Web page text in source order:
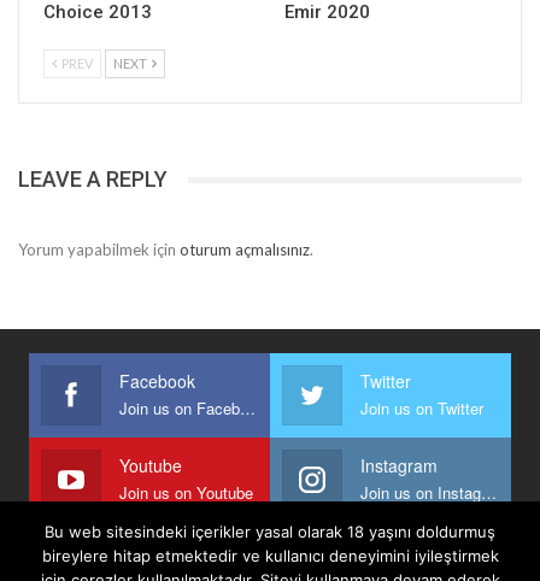
Choice 2013
Emir 2020
PREV NEXT
LEAVE A REPLY
Yorum yapabilmek için oturum açmalısınız.
Facebook
Join us on Facebook
Twitter
Join us on Twitter
Youtube
Join us on Youtube
Instagram
Join us on Instagram
Bu web sitesindeki içerikler yasal olarak 18 yaşını doldurmuş
bireylere hitap etmektedir ve kullanıcı deneyimini iyileştirmek